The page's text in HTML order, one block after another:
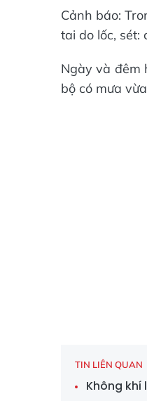
Cảnh báo:
tai do lốc, sét:
Ngày và đêm
bộ có mưa
TIN LIÊN QUAN
Không